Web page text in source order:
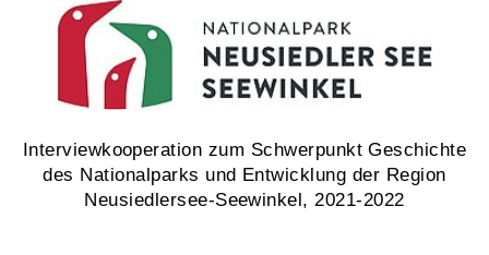
Interviewkooperation zum Schwerpunkt Geschichte
des Nationalparks und Entwicklung der Region
Neusiedlersee-Seewinkel, 2021-2022